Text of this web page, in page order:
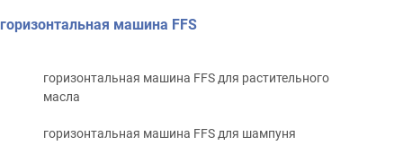
горизонтальная машина FFS
горизонтальная машина FFS для растительного
масла
горизонтальная машина FFS для шампуня